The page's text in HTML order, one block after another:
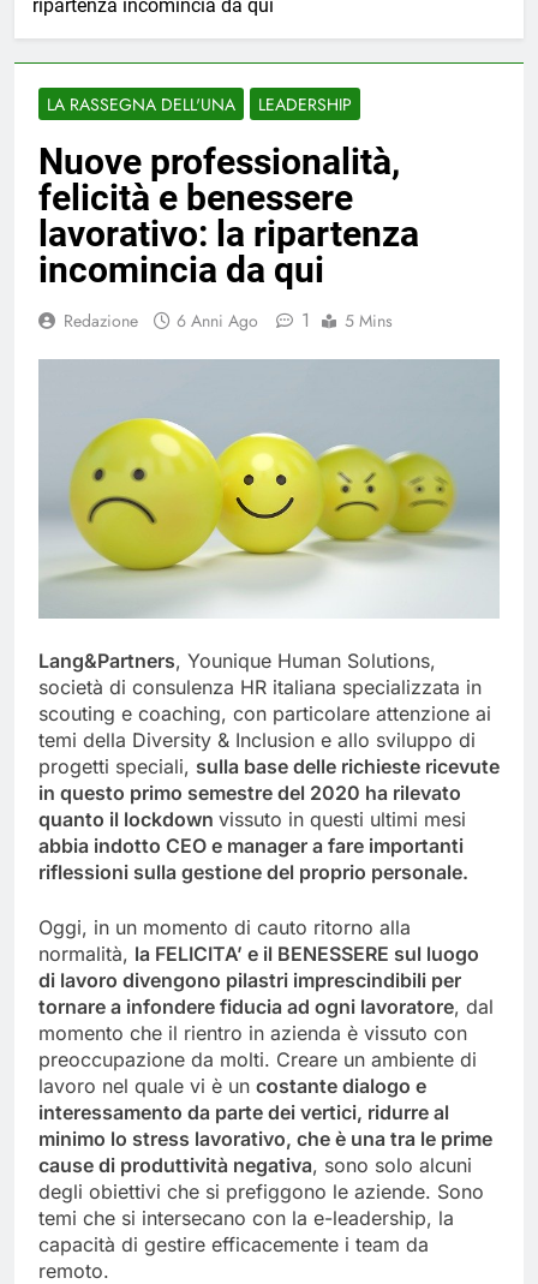
ripartenza incomincia da qui
LA RASSEGNA DELL'UNA LEADERSHIP
Nuove professionalità,
felicità e benessere
lavorativo: la ripartenza
incomincia da qui
Redazione 6 Anni Ago 1 5 Mins
Lang&Partners, Younique Human Solutions,
società di consulenza HR italiana specializzata in
scouting e coaching, con particolare attenzione ai
temi della Diversity & Inclusion e allo sviluppo di
progetti speciali, sulla base delle richieste ricevute
in questo primo semestre del 2020 ha rilevato
quanto il lockdown vissuto in questi ultimi mesi
abbia indotto CEO e manager a fare importanti
riflessioni sulla gestione del proprio personale.
Oggi, in un momento di cauto ritorno alla
normalità, la FELICITA’ e il BENESSERE sul luogo
di lavoro divengono pilastri imprescindibili per
tornare a infondere fiducia ad ogni lavoratore, dal
momento che il rientro in azienda è vissuto con
preoccupazione da molti. Creare un ambiente di
lavoro nel quale vi è un costante dialogo e
interessamento da parte dei vertici, ridurre al
minimo lo stress lavorativo, che è una tra le prime
cause di produttività negativa, sono solo alcuni
degli obiettivi che si prefiggono le aziende. Sono
temi che si intersecano con la e-leadership, la
capacità di gestire efficacemente i team da
remoto.